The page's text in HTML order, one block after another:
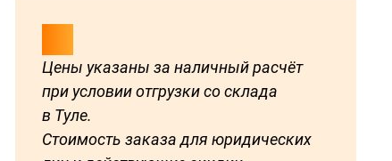
Цены указаны за наличный расчёт
при условии отгрузки со склада
в Туле.
Стоимость заказа для юридических